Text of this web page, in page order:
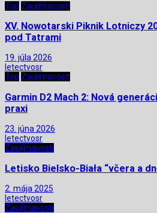
Top Zaujímavosti
XV. Nowotarski Piknik Lotniczy
pod Tatrami
19. júla 2026
letectvosr
Top Zaujímavosti
Garmin D2 Mach 2: Nová
praxi
23. júna 2026
letectvosr
Zaujímavosti
Letisko Bielsko-Biała “včera a
2. mája 2025
letectvosr
Zaujímavosti